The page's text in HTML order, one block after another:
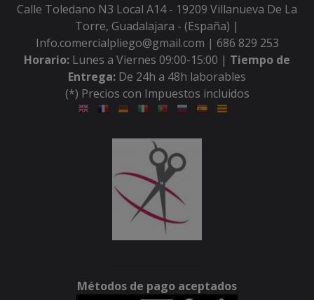
Calle Toledano N3 Local A14 - 19209 Villanueva De La
Torre, Guadalajara - (España) |
Info.comercialpliego@gmail.com | 686 829 253
Horario: Lunes a Viernes 09:00-15:00 | Tiempo de
Entrega: De 24h a 48h laborables
(*) Precios con Impuestos incluidos
Métodos de pago aceptados